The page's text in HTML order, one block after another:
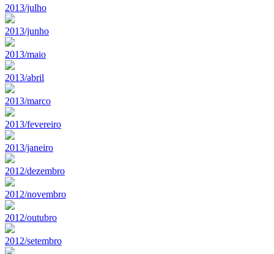
2013/julho
2013/junho
2013/maio
2013/abril
2013/marco
2013/fevereiro
2013/janeiro
2012/dezembro
2012/novembro
2012/outubro
2012/setembro